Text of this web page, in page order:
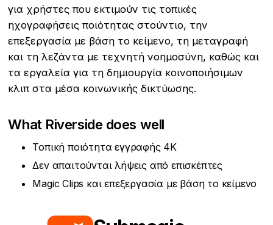
για χρήστες που εκτιμούν τις τοπικές
ηχογραφήσεις ποιότητας στούντιο, την
επεξεργασία με βάση το κείμενο, τη μεταγραφή
και τη λεζάντα με τεχνητή νοημοσύνη, καθώς και
τα εργαλεία για τη δημιουργία κοινοποιήσιμων
κλιπ στα μέσα κοινωνικής δικτύωσης.
What Riverside does well
Τοπική ποιότητα εγγραφής 4K
Δεν απαιτούνται λήψεις από επισκέπτες
Magic Clips και επεξεργασία με βάση το κείμενο